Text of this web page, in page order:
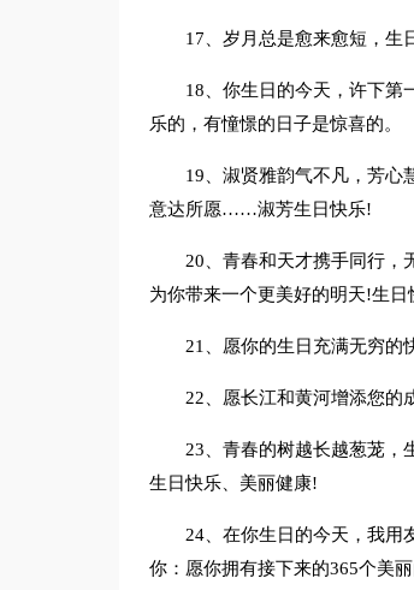
17、岁月总是愈来愈短，生
18、你生日的今天，许下第
乐的，有憧憬的日子是惊喜的。
19、淑贤雅韵气不凡，芳心
意达所愿……淑芳生日快乐!
20、青春和天才携手同行，
为你带来一个更美好的明天!生日
21、愿你的生日充满无穷的
22、愿长江和黄河增添您的
23、青春的树越长越葱茏，
生日快乐、美丽健康!
24、在你生日的今天，我用
你：愿你拥有接下来的365个美丽